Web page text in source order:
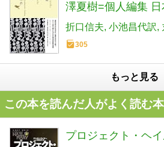
澤夏樹=個人編集
折口信夫 小池昌代訳
305
もっと見る
この本を読んだ人がよく読む本
プロジェクト・ヘ